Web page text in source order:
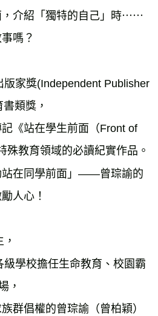
含以上)免運費
，介紹「獨特的自己」時⋯⋯
嗎？
家獎(Independent Publisher
類獎，
《站在學生前面（Front of
殊教育領域的必讀紀實作品。
站在同學前面」——曾琮諭的
人心！
級學校擔任生命教育、校園霸
，
群倡權的曾琮諭（曾柏穎）